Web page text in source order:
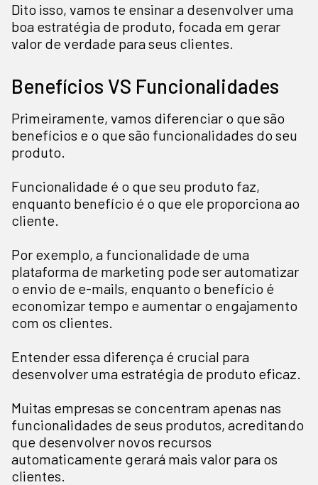
Dito isso, vamos te ensinar a desenvolver uma
boa estratégia de produto, focada em gerar
valor de verdade para seus clientes.
Benefícios VS Funcionalidades
Primeiramente, vamos diferenciar o que são
benefícios e o que são funcionalidades do seu
produto.
Funcionalidade é o que seu produto faz,
enquanto benefício é o que ele proporciona ao
cliente.
Por exemplo, a funcionalidade de uma
plataforma de marketing pode ser automatizar
o envio de e-mails, enquanto o benefício é
economizar tempo e aumentar o engajamento
com os clientes.
Entender essa diferença é crucial para
desenvolver uma estratégia de produto eficaz.
Muitas empresas se concentram apenas nas
funcionalidades de seus produtos, acreditando
que desenvolver novos recursos
automaticamente gerará mais valor para os
clientes.